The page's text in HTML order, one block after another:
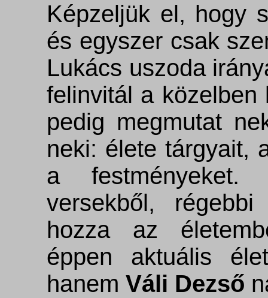
Képzeljük el, hogy
és egyszer csak
Lukács uszoda
felinvitál a közelben
pedig megmutat
neki: élete tárgyait,
a festményeket.
versekből,
hozza az
éppen aktuális
hanem Váli Dezső